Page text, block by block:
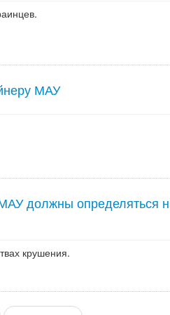
МАУ
должны определяться
крушения.